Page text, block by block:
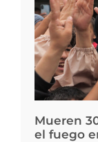
Mueren
el fuego